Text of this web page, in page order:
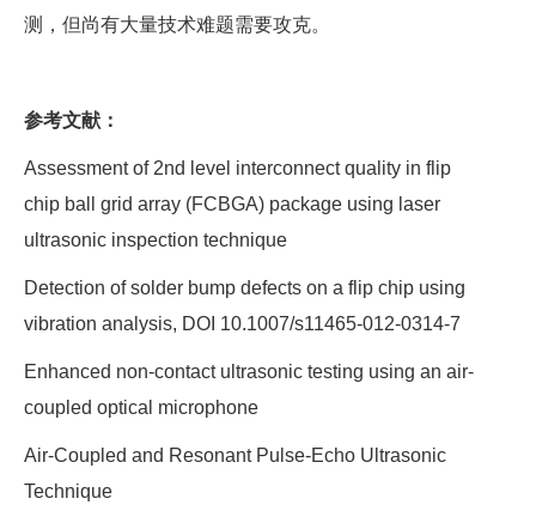
测，但尚有大量技术难题需要攻克。
参考文献：
Assessment of 2nd level interconnect quality in flip
chip ball grid array (FCBGA) package using laser
ultrasonic inspection technique
Detection of solder bump defects on a flip chip using
vibration analysis, DOI 10.1007/s11465-012-0314-7
Enhanced non-contact ultrasonic testing using an air-
coupled optical microphone
Air-Coupled and Resonant Pulse-Echo Ultrasonic
Technique